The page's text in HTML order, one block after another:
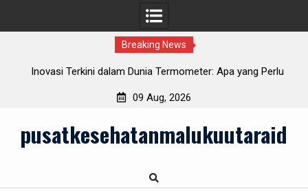
Breaking News
Inovasi Terkini dalam Dunia Termometer: Apa yang Perlu
09 Aug, 2026
contentpusatkesehatanmalukuutaraid